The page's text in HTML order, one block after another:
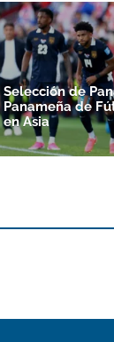
Selección de
Panameña de
en Asia